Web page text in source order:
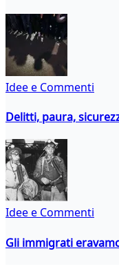
Idee e Commenti
Delitti, paura,
Idee e Commenti
Gli immigrati